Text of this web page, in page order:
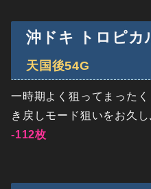
沖ドキ トロピカ
天国後54G
一時期よく狙ってまった
き戻しモード狙いをお久し
-112枚